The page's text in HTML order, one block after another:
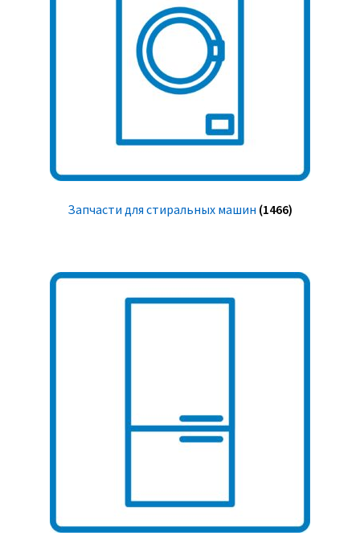
Запчасти для стиральных машин (1466)